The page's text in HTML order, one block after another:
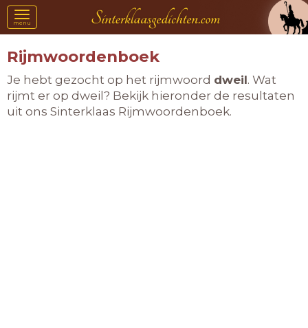
Toggle
navigation
menu
Rijmwoordenboek
Je hebt gezocht op het rijmwoord dweil. Wat
rijmt er op dweil? Bekijk hieronder de resultaten
uit ons Sinterklaas Rijmwoordenboek.